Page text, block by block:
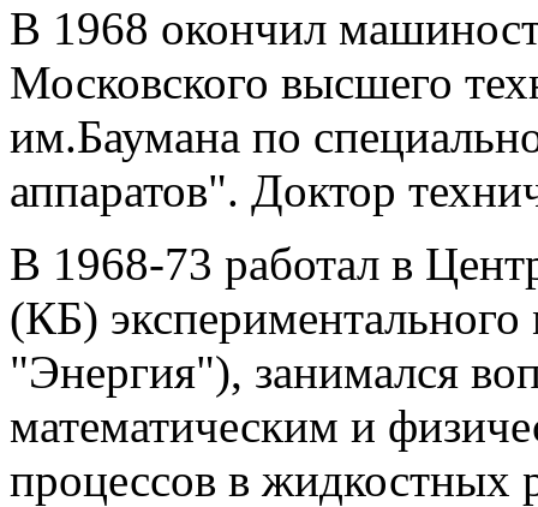
В 1968 окончил
Московского высшего
им.Баумана по
аппаратов". Доктор
В 1968-73 работал в
(КБ)
"Энергия"), занимался
математическим и
процессов в жидкостных